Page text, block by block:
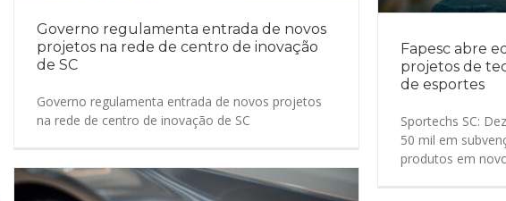
Fapesc abre
projetos de
de esportes
Sportechs SC:
50 mil em
produtos em
Governo regulamenta entrada de novos
projetos na rede de centro de inovação
de SC
Governo regulamenta entrada de novos projetos
na rede de centro de inovação de SC